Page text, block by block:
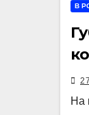
В
На